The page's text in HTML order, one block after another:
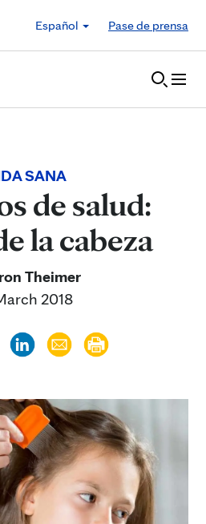
Español
Pase de prensa
SANA
de salud:
la cabeza
Theimer
2018